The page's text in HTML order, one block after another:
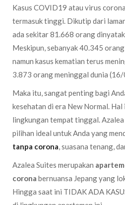
Kasus COVID19 atau virus
termasuk tinggi. Dikutip dari
ada sekitar 81.668 orang
Meskipun, sebanyak 40.345
namun kasus kematian terus
3.873 orang meninggal dunia
Maka itu, sangat penting bagi
kesehatan di era New Normal.
lingkungan tempat tinggal. Azalea
pilihan ideal untuk Anda yang
tanpa corona, suasana tenang,
Azalea Suites merupakan
corona bernuansa Jepang yang
Hingga saat ini TIDAK ADA